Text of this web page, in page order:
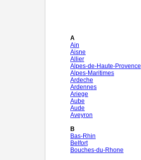
A
Ain
Aisne
Allier
Alpes-de-Haute-Provence
Alpes-Maritimes
Ardeche
Ardennes
Ariege
Aube
Aude
Aveyron
B
Bas-Rhin
Belfort
Bouches-du-Rhone